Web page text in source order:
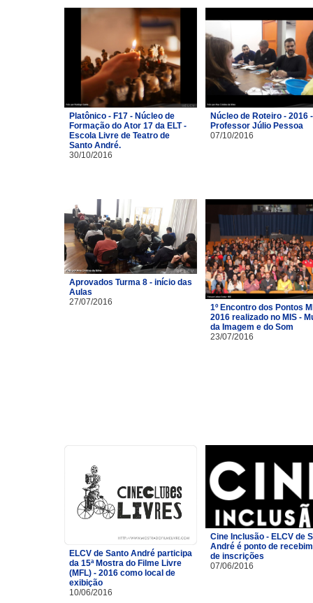
Platônico - F17 - Núcleo de
Formação do Ator 17 da ELT -
Escola Livre de Teatro de
Santo André.
30/10/2016
Núcleo de Roteiro - 2016 -
Professor Júlio Pessoa
07/10/2016
Aprovados Turma 8 - início das
Aulas
27/07/2016
1º Encontro dos Pontos
2016 realizado no MIS -
da Imagem e do Som
23/07/2016
ELCV de Santo André participa
da 15ª Mostra do Filme Livre
(MFL) - 2016 como local de
exibição
10/06/2016
Cine Inclusão - ELCV de
André é ponto de
de inscrições
07/06/2016